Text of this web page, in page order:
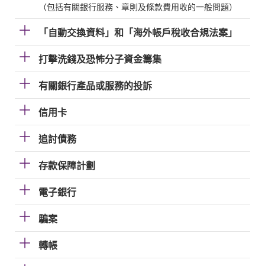
（包括有關銀行服務、章則及條款費用收的一般問題）
「自動交換資料」和「海外帳戶稅收合規法案」
打擊洗錢及恐怖分子資金籌集
有關銀行產品或服務的投訴
信用卡
追討債務
存款保障計劃
電子銀行
騙案
轉帳